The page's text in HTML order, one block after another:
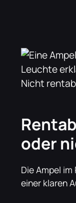
oder
Die Ampel
einer klaren